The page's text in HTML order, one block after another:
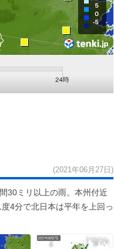
(2021年06月27日)
30ミリ以上の雨。本州付近
4分で北日本は平年を上回っ